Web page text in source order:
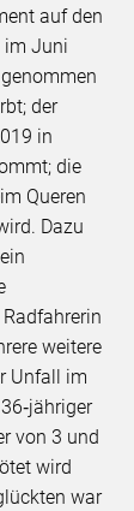
auf den
im Juni
der
in
die
Queren
Dazu
weitere
Unfall im
von 3 und
wird
war